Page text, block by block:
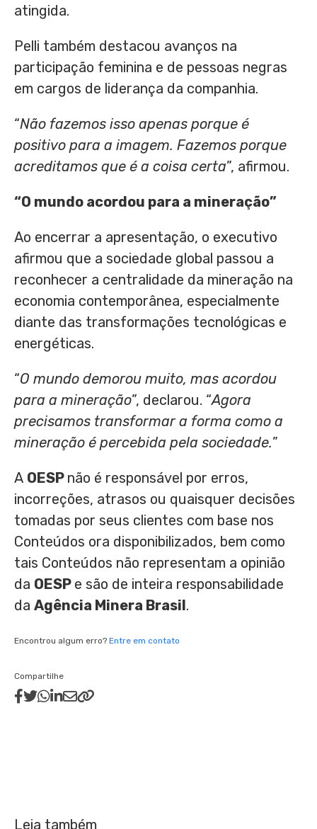
atingida.
Pelli também destacou avanços na
participação feminina e de pessoas negras
em cargos de liderança da companhia.
“Não fazemos isso apenas porque é
positivo para a imagem. Fazemos porque
acreditamos que é a coisa certa”, afirmou.
“O mundo acordou para a mineração”
Ao encerrar a apresentação, o executivo
afirmou que a sociedade global passou a
reconhecer a centralidade da mineração na
economia contemporânea, especialmente
diante das transformações tecnológicas e
energéticas.
“O mundo demorou muito, mas acordou
para a mineração”, declarou. “Agora
precisamos transformar a forma como a
mineração é percebida pela sociedade.”
A OESP não é responsável por erros,
incorreções, atrasos ou quaisquer decisões
tomadas por seus clientes com base nos
Conteúdos ora disponibilizados, bem como
tais Conteúdos não representam a opinião
da OESP e são de inteira responsabilidade
da Agência Minera Brasil.
Encontrou algum erro? Entre em contato
Compartilhe
Leia também